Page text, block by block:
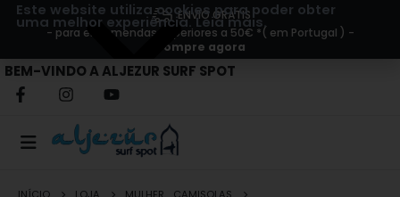
ENVIO GRÁTIS
- para encomendas superiores a 50€ *( em Portugal ) -
Compre agora
BEM-VINDO A ALJEZUR SURF SPOT
Este website utiliza cookies para poder obter
uma melhor experiência.Leia mais.